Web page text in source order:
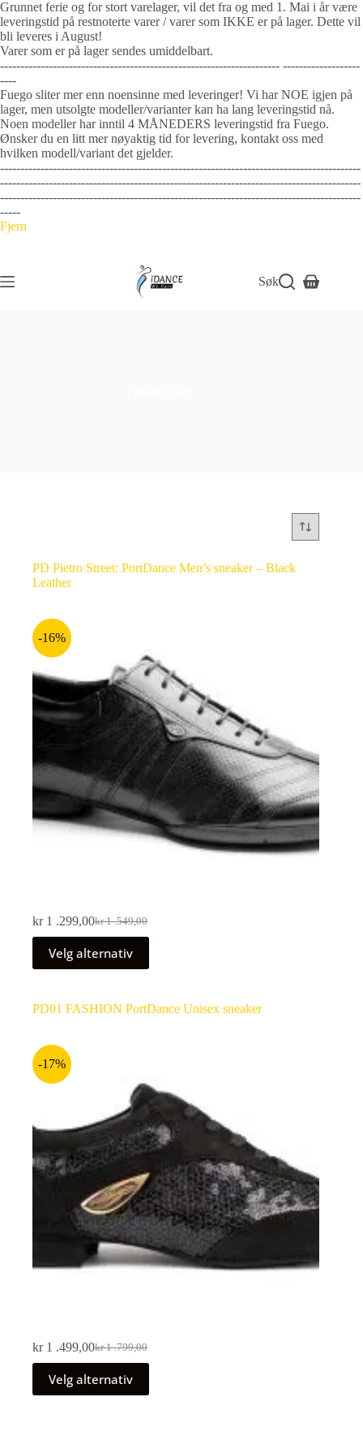
Grunnet ferie og for stort varelager, vil det fra og med 1. Mai i år være
leveringstid på restnoterte varer / varer som IKKE er på lager. Dette vil
bli leveres i August!
Varer som er på lager sendes umiddelbart.
--------------------------------------------------------------------- -------------------
----
Fuego sliter mer enn noensinne med leveringer! Vi har NOE igjen på
lager, men utsolgte modeller/varianter kan ha lang leveringstid nå.
Noen modeller har inntil 4 MÅNEDERS leveringstid fra Fuego.
Ønsker du en litt mer nøyaktig tid for levering, kontakt oss med
hvilken modell/variant det gjelder.
-----------------------------------------------------------------------------------------
-----------------------------------------------------------------------------------------
-----------------------------------------------------------------------------------------
-----
Fjern
Søk
PD Pietro Street: PortDance Men’s sneaker – Black
Leather
-16%
kr1 .549,00
kr1 .299,00
Velg alternativ
PD01 FASHION PortDance Unisex sneaker
-17%
kr1 .799,00
kr1 .499,00
Velg alternativ